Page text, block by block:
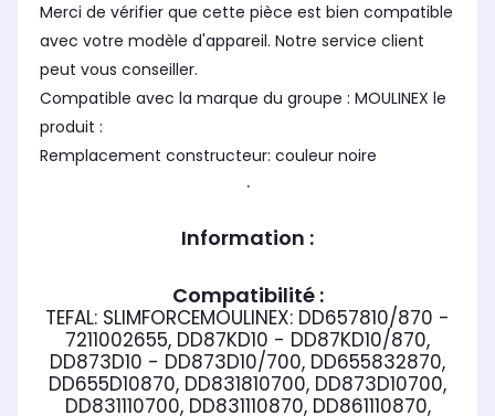
Merci de vérifier que cette pièce est bien compatible
avec votre modèle d'appareil. Notre service client
peut vous conseiller.
Compatible avec la marque du groupe : MOULINEX le
produit :
Remplacement constructeur: couleur noire
.
Information :
Compatibilité :
TEFAL: SLIMFORCEMOULINEX: DD657810/870 -
7211002655, DD87KD10 - DD87KD10/870,
DD873D10 - DD873D10/700, DD655832870,
DD655D10870, DD831810700, DD873D10700,
DD831110700, DD831110870, DD861110870,